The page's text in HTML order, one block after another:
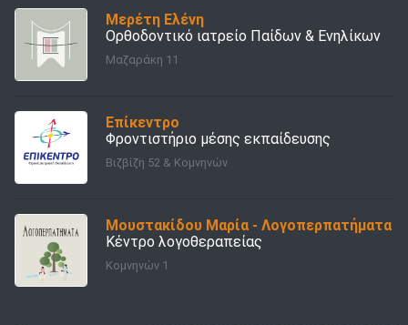
Μερέτη Ελένη
Ορθοδοντικό ιατρείο Παίδων & Ενηλίκων
Μαζαράκη 11
Επίκεντρο
Φροντιστήριο μέσης εκπαίδευσης
Βιζβίζη 52 & Κομνηνών
Μουστακίδου Μαρία - Λογοπερπατήματα
Κέντρο λογοθεραπείας
Κομνηνών 1